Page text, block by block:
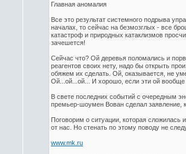
Главная аномалия
Все это результат системного подрыва
началах, то сейчас на безмозглых - все
катастроф и природных катаклизмов
зачешется!
Сейчас что? Ой деревья поломались и
реагентов своих нету, надо бы открыть
обяжем их сделать. Ой, оказывается, не
Ой...ой...ой... И хорошо, если эти ой
В свете последних событий с очередным
премьер-шоумен Вован сделал заявление,
Поговорим о ситуации, которая
от нас. Но стенать по этому поводу не
www.mk.ru